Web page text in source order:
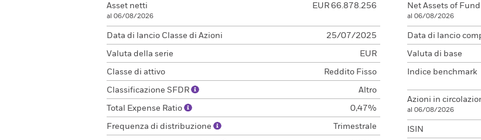
Asset netti
al 06/08/2026
EUR 66.878.256
Data di lancio Classe di Azioni 25/07/2025
Valuta della serie EUR
Classe di attivo Reddito Fisso
Classificazione SFDR Altro
Total Expense Ratio 0,47%
Frequenza di distribuzione Trimestrale
Net Assets of Fund
al 06/08/2026
Data di lancio
Valuta di base
Indice benchmark
Azioni in
al 06/08/2026
ISIN